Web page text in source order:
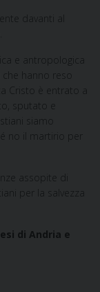
davanti al
e antropologica
hanno reso
Cristo è entrato a
sputato e
siamo
no il martirio per
assopite di
per la salvezza
di Andria e